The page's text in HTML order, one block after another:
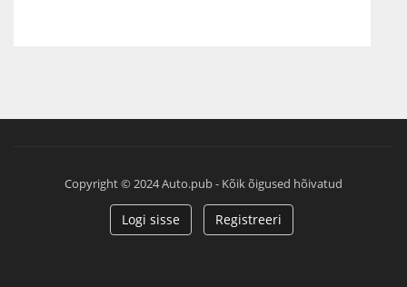
Copyright © 2024 Auto.pub - Kõik õigused hõivatud
Logi sisse Registreeri